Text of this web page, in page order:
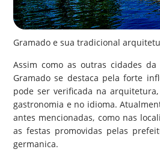
Gramado e sua tradicional
Assim como as outras cidades
Gramado se destaca pela forte
pode ser verificada na
gastronomia e no idioma.
antes mencionadas, como nas
as festas promovidas pelas
germanica.